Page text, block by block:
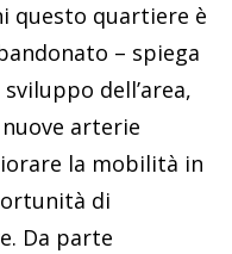
questo quartiere è
– spiega
dell’area,
arterie
la mobilità in
di
Da parte